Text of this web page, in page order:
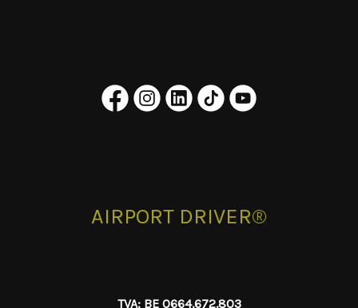
AIRPORT DRIVER®
TVA: BE 0664.672.803